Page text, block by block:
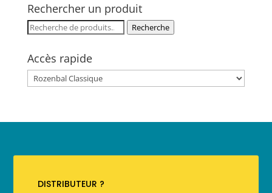
Rechercher un produit
Recherche
Recherche
Accès rapide
DISTRIBUTEUR ?